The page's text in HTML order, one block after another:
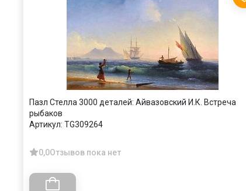
Пазл Стелла 3000 деталей: Айвазовский И.К. Встреча
рыбаков
Артикул: TG309264
0,0Отзывов пока нет